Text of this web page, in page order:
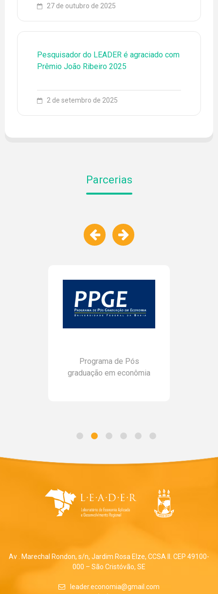
EQUIPE
27 de outubro de 2025
Pesquisador do LEADER é agraciado com
Prêmio João Ribeiro 2025
2 de setembro de 2025
Parcerias
Programa de Pós
graduação em econômia
Av . Marechal Rondon, s/n, Jardim Rosa Elze, CCSA II. CEP 49100-
000 – São Cristóvão, SE
leader.economia@gmail.com